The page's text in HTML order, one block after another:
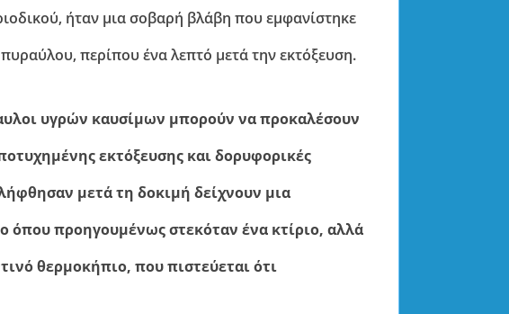
ήταν μια σοβαρή βλάβη που εμφανίστηκε
περίπου ένα λεπτό μετά την εκτόξευση.
υγρών καυσίμων μπορούν να προκαλέσουν
εκτόξευσης και δορυφορικές
μετά τη δοκιμή δείχνουν μια
όπου προηγουμένως στεκόταν ένα κτίριο, αλλά
θερμοκήπιο, που πιστεύεται ότι